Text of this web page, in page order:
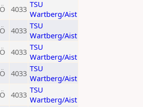
4033 TSU
Wartberg/Aist
4033 TSU
Wartberg/Aist
4033 TSU
Wartberg/Aist
4033 TSU
Wartberg/Aist
4033 TSU
Wartberg/Aist